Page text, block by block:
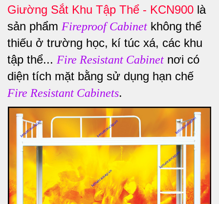
Giường Sắt Khu Tập Thể - KCN900 là
sản phẩm Fireproof Cabinet không thể
thiếu ở trường học, kí túc xá, các khu
tập thể... Fire Resistant Cabinet nơi có
diện tích mặt bằng sử dụng hạn chế
Fire Resistant Cabinets.